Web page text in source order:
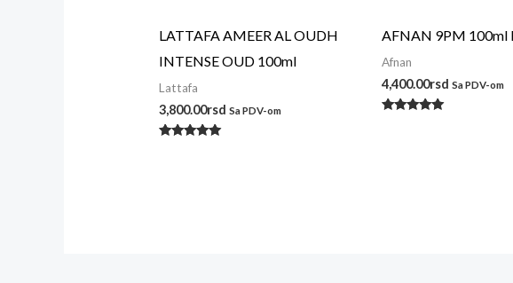
LATTAFA AMEER AL OUDH
INTENSE OUD 100ml
Lattafa
3,800.00rsd Sa PDV-om
AFNAN 9PM 100ml
Afnan
4,400.00rsd Sa PDV-om